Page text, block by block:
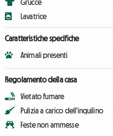
Grucce
Lavatrice
Caratteristiche specifiche
Animali presenti
Regolamento della casa
Vietato fumare
Pulizia a carico dell'inquilino
Feste non ammesse